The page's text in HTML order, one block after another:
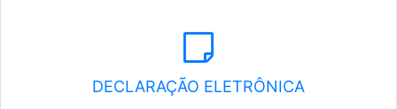
DECLARAÇÃO ELETRÔNICA